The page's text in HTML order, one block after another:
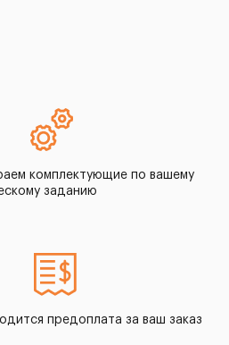
комплектующие по вашему
заданию
предоплата за ваш заказ